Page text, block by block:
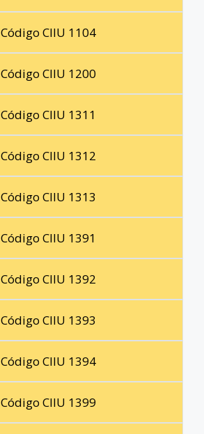
Código CIIU 1104
Código CIIU 1200
Código CIIU 1311
Código CIIU 1312
Código CIIU 1313
Código CIIU 1391
Código CIIU 1392
Código CIIU 1393
Código CIIU 1394
Código CIIU 1399